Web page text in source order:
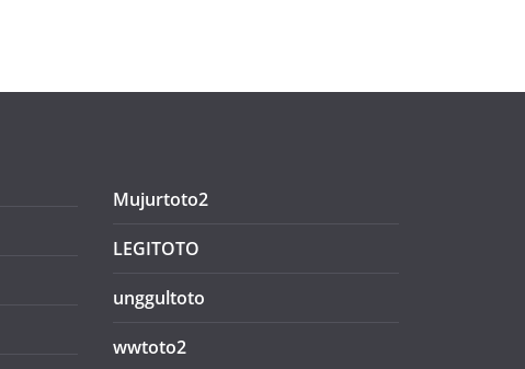
Mujurtoto2
LEGITOTO
unggultoto
wwtoto2